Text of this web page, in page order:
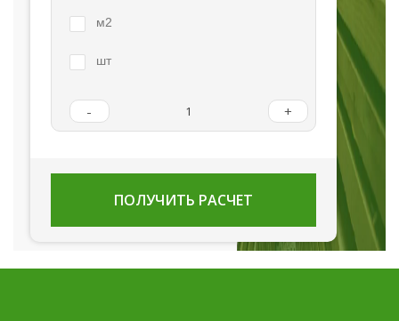
м2
шт
- +
ПОЛУЧИТЬ РАСЧЕТ